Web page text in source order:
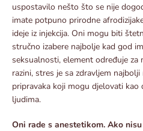
uspostavilo nešto što se nije
imate potpuno prirodne
ideje iz injekcija. Oni mogu biti
stručno izabere najbolje kad god
seksualnosti, element određuje za
razini, stres je sa zdravljem
pripravaka koji mogu djelovati kao
ljudima.
Oni rade s anestetikom. Ako